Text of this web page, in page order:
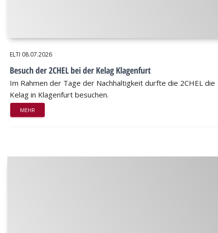
ELTI 08.07.2026
Besuch der 2CHEL bei der Kelag Klagenfurt
Im Rahmen der Tage der Nachhaltigkeit durfte die 2CHEL die
Kelag in Klagenfurt besuchen.
MEHR